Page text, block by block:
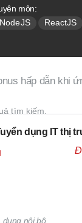
môn:
NodeJS ReactJS
hấp dẫn khi
tìm kiếm.
dụng nội bộ